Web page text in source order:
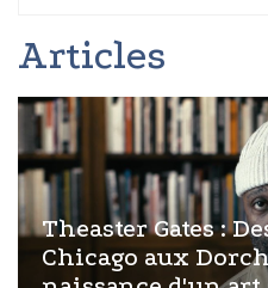
Articles
Theaster Gates :
Chicago aux